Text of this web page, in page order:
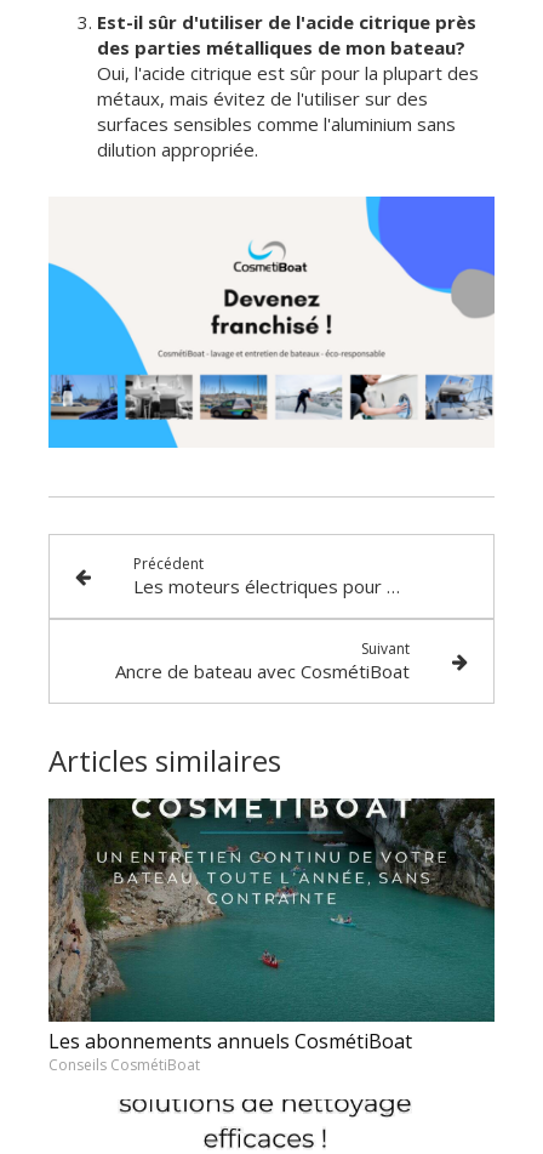
Est-il sûr d'utiliser de l'acide citrique près
des parties métalliques de mon bateau?
Oui, l'acide citrique est sûr pour la plupart des
métaux, mais évitez de l'utiliser sur des
surfaces sensibles comme l'aluminium sans
dilution appropriée.
Précédent
Les moteurs électriques pour bateau chez CosmétiBoat
Suivant
Ancre de bateau avec CosmétiBoat
Articles similaires
Les abonnements annuels CosmétiBoat
Conseils CosmétiBoat